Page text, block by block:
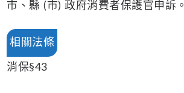
市、縣 (市) 政府消費者保護官申訴。
相關法條
消保§43